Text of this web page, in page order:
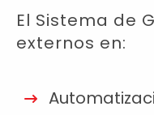
El Sistema de
externos en: